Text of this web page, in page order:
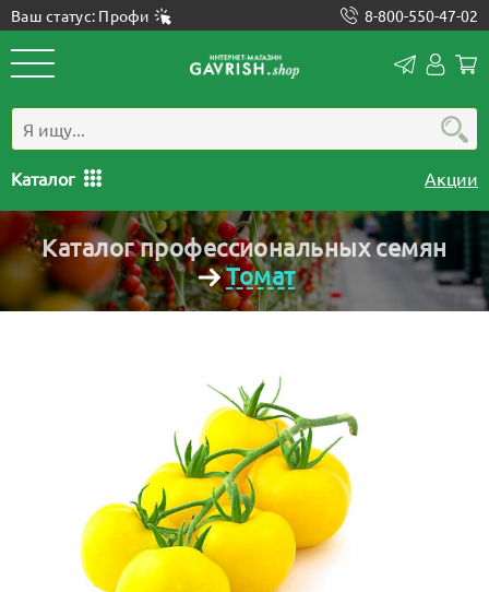
Ваш статус: Профи 8-800-550-47-02
Каталог Акции
Каталог профессиональных семян
Томат